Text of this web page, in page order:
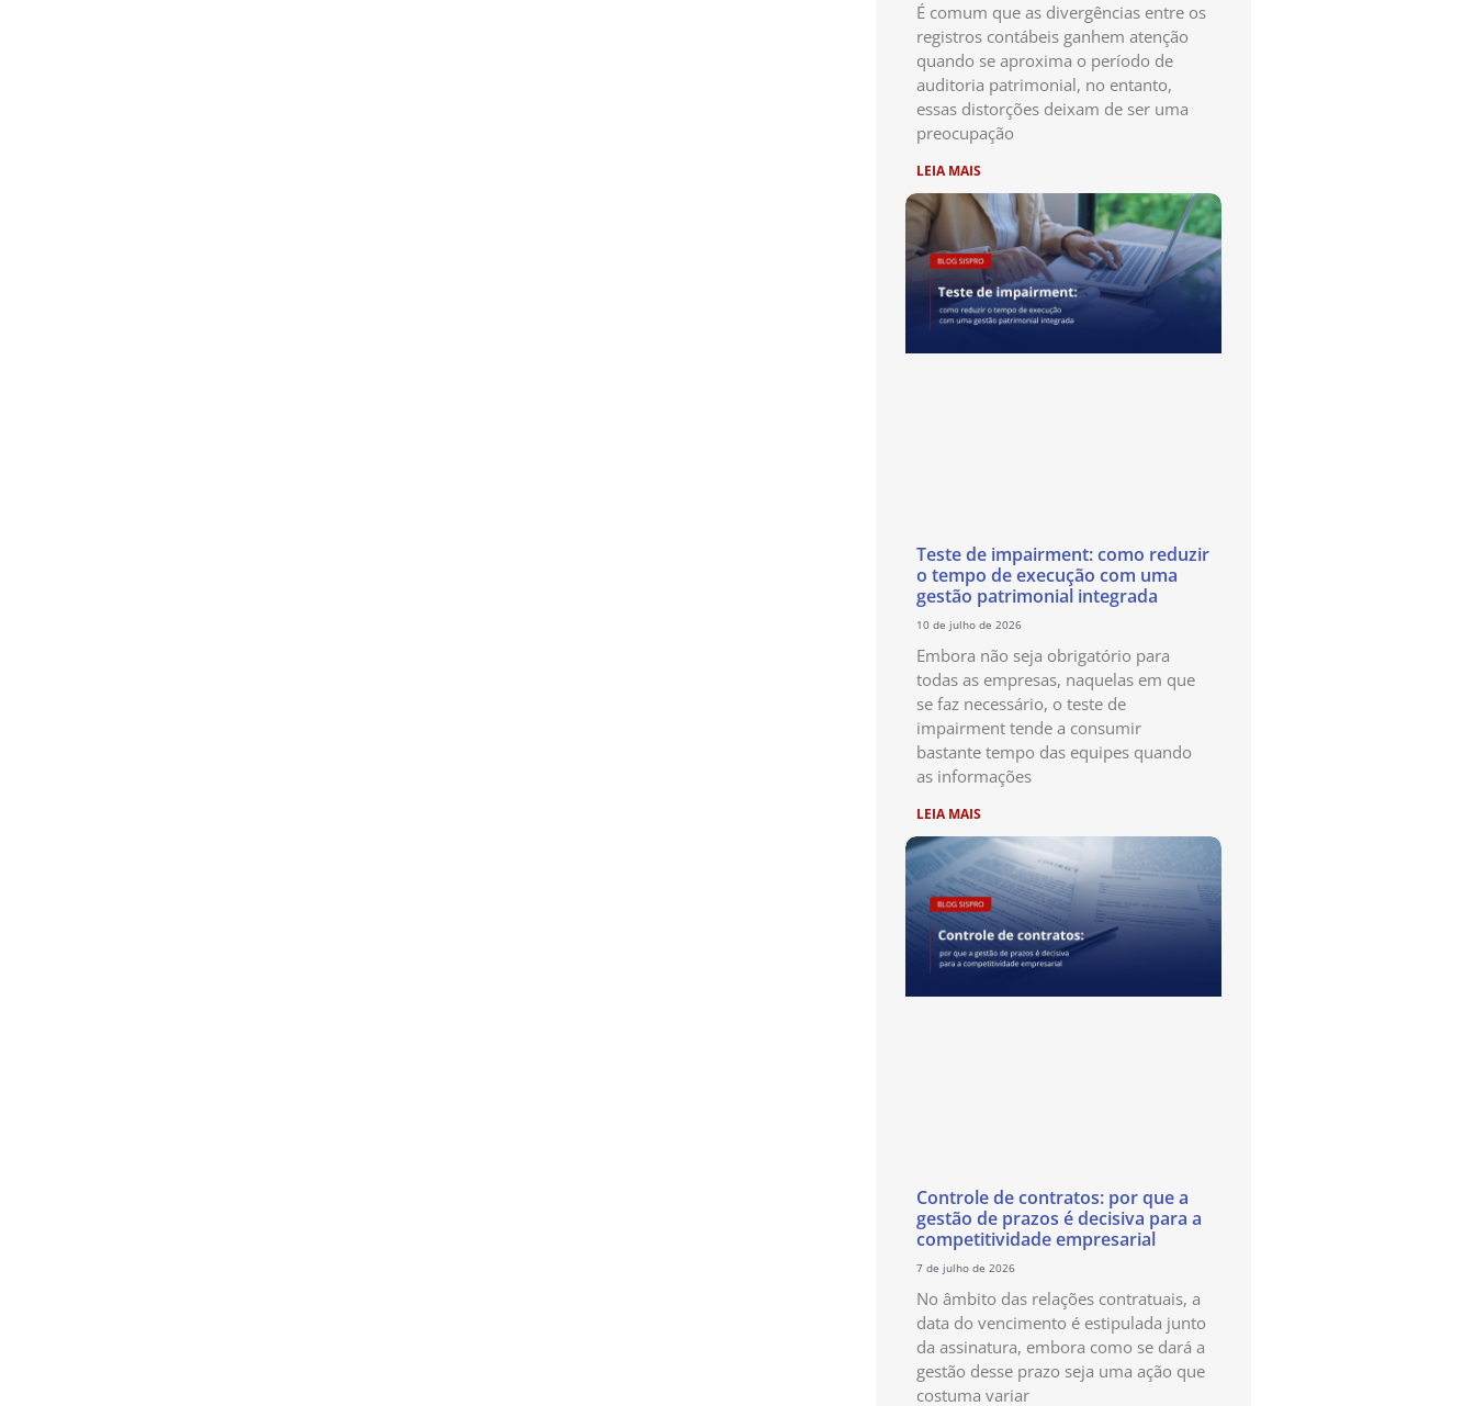
É comum que as divergências entre os
registros contábeis ganhem atenção
quando se aproxima o período de
auditoria patrimonial, no entanto,
essas distorções deixam de ser uma
preocupação
LEIA MAIS
Teste de impairment: como reduzir
o tempo de execução com uma
gestão patrimonial integrada
10 de julho de 2026
Embora não seja obrigatório para
todas as empresas, naquelas em que
se faz necessário, o teste de
impairment tende a consumir
bastante tempo das equipes quando
as informações
LEIA MAIS
Controle de contratos: por que a
gestão de prazos é decisiva para a
competitividade empresarial
7 de julho de 2026
No âmbito das relações contratuais, a
data do vencimento é estipulada junto
da assinatura, embora como se dará a
gestão desse prazo seja uma ação que
costuma variar